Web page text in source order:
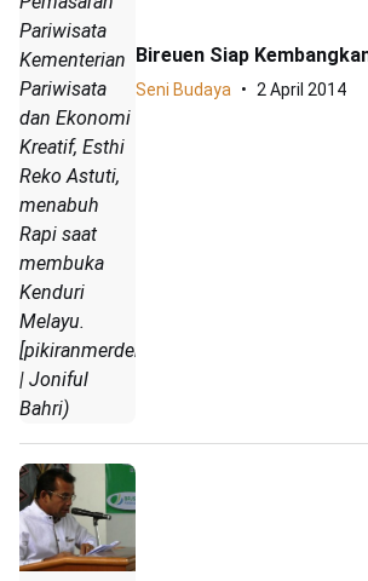
Pariwisata
Kementerian
Pariwisata
dan Ekonomi
Kreatif, Esthi
Reko Astuti,
menabuh
Rapi saat
membuka
Kenduri
Melayu.
[pikiranmerdeka.com
| Joniful
Bahri)
Bireuen Siap
Seni Budaya 2 April 2014